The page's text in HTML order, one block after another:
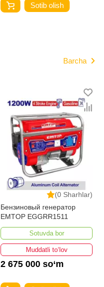
Sotib olish
Barcha
(0 Sharhlar)
Бензиновый генератор
EMTOP EGGRR1511
Sotuvda bor
Muddatli to‘lov
2 675 000 so‘m